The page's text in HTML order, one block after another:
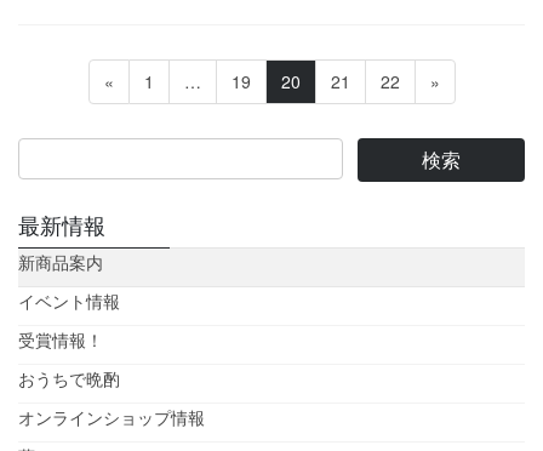
の
ペ
ー
ジ
送
り
«
固
定
ペ
1 …
固
定
ペ
19
固
定
ペ
20
固
定
ペ
21
固
定
ペ
22 »
最新情報
新商品案内
イベント情報
受賞情報！
おうちで晩酌
オンラインショップ情報